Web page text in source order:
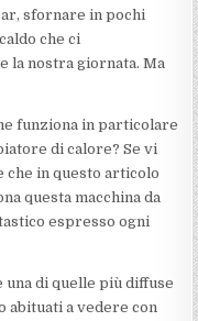
sfornare in pochi
che ci
la nostra giornata. Ma
funziona in particolare
di calore? Se vi
che in questo articolo
questa macchina da
espresso ogni
una di quelle più diffuse
abituati a vedere con